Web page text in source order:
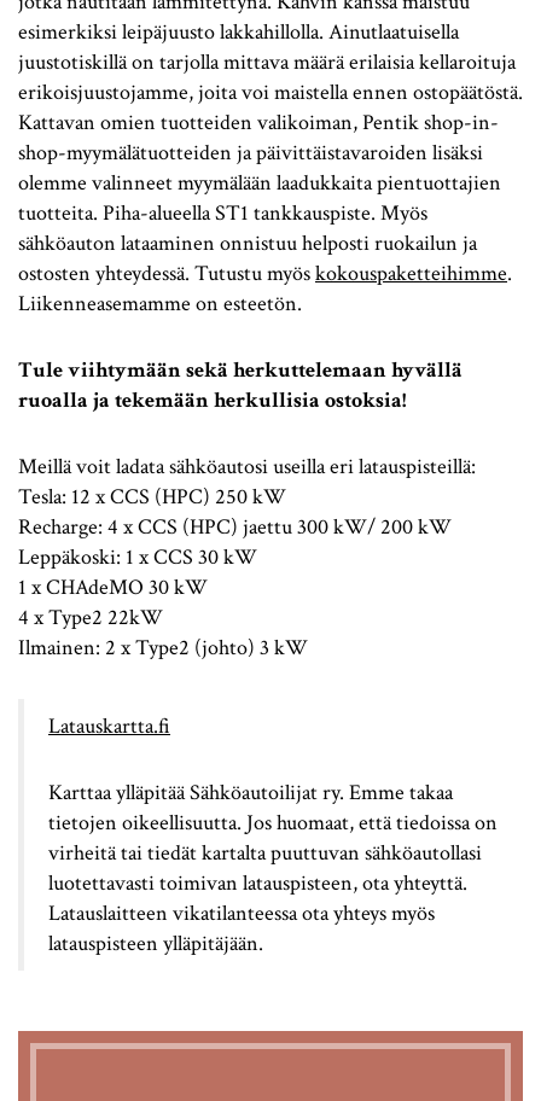
esimerkiksi leipäjuusto lakkahillolla. Ainutlaatuisella
juustotiskillä on tarjolla mittava määrä erilaisia kellaroituja
erikoisjuustojamme, joita voi maistella ennen ostopäätöstä.
Kattavan omien tuotteiden valikoiman, Pentik shop-in-
shop-myymälätuotteiden ja päivittäistavaroiden lisäksi
olemme valinneet myymälään laadukkaita pientuottajien
tuotteita. Piha-alueella ST1 tankkauspiste. Myös
sähköauton lataaminen onnistuu helposti ruokailun ja
ostosten yhteydessä. Tutustu myöskokouspaketteihimme.
Liikenneasemamme on esteetön.
Tule viihtymään sekä herkuttelemaan hyvällä
ruoalla ja tekemään herkullisia ostoksia!
Meillä voit ladata sähköautosi useilla eri latauspisteillä:
Tesla: 12 x CCS (HPC) 250 kW
Recharge: 4 x CCS (HPC) jaettu 300 kW/ 200 kW
Leppäkoski: 1 x CCS 30 kW
1 x CHAdeMO 30 kW
4 x Type2 22kW
Ilmainen: 2 x Type2 (johto) 3 kW
Latauskartta.fi
Karttaa ylläpitää Sähköautoilijat ry. Emme takaa
tietojen oikeellisuutta. Jos huomaat, että tiedoissa on
virheitä tai tiedät kartalta puuttuvan sähköautollasi
luotettavasti toimivan latauspisteen, ota yhteyttä.
Latauslaitteen vikatilanteessa ota yhteys myös
latauspisteen ylläpitäjään.